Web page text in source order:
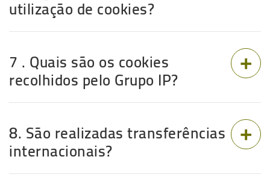
utilização de cookies?
7 . Quais são os cookies
recolhidos pelo Grupo IP?
8. São realizadas transferências
internacionais?